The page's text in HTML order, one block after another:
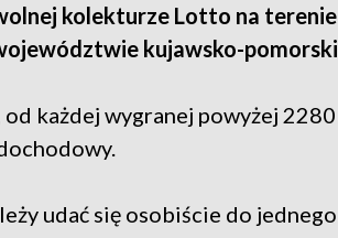
kolekturze Lotto na
kujawsko-
każdej wygranej powyżej
udać się osobiście do